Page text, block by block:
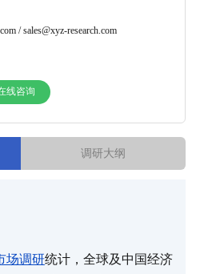
/ sales@xyz-research.com
线咨询
调研大纲
场调研统计，全球及中国经济